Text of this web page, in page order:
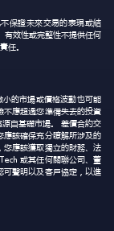
保證未來交易的表現或結
有效性或完整性不提供任何
任。
的市場或價格波動也可能
應超過您準備失去的投資
自基礎市場。 差價合約交
該確保充分瞭解所涉及的
應該獲取獨立的財務、法
或其任何關聯公司、董
聲明以及客戶協定，以進